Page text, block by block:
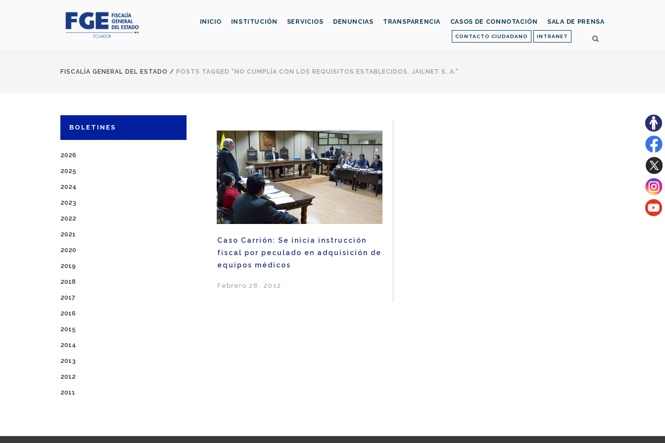
CONTACTO CIUDADANO INTRANET
INICIO INSTITUCIÓN SERVICIOS DENUNCIAS TRANSPARENCIA CASOS DE CONNOTACIÓN SALA DE PRENSA
FISCALÍA GENERAL DEL ESTADO / POSTS TAGGED "NO CUMPLÍA CON LOS REQUISITOS ESTABLECIDOS. JAILNET S. A."
BOLETINES
2026
2025
2024
2023
2022
2021
2020
2019
2018
2017
2016
2015
2014
2013
2012
2011
Caso Carrión: Se inicia instrucción
fiscal por peculado en adquisición de
equipos médicos
Febrero 28, 2012